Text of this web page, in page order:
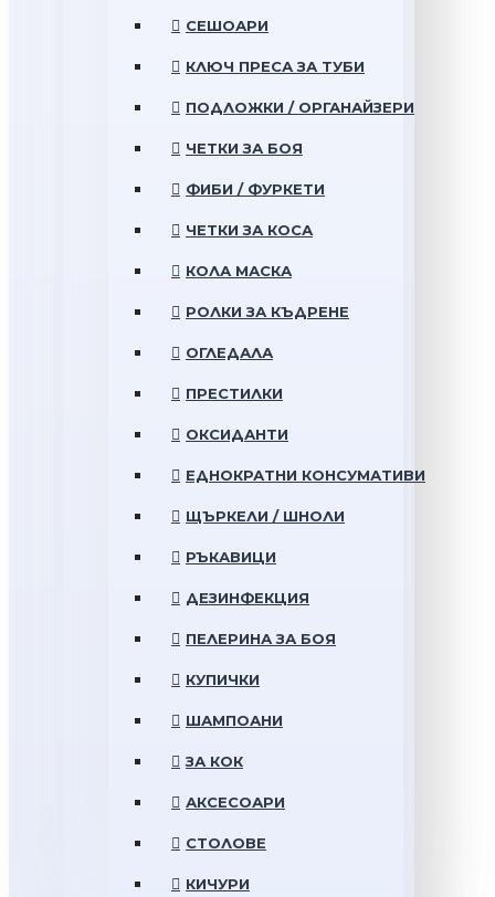
СЕШОАРИ
КЛЮЧ ПРЕСА ЗА ТУБИ
ПОДЛОЖКИ / ОРГАНАЙЗЕРИ
ЧЕТКИ ЗА БОЯ
ФИБИ / ФУРКЕТИ
ЧЕТКИ ЗА КОСА
КОЛА МАСКА
РОЛКИ ЗА КЪДРЕНЕ
ОГЛЕДАЛА
ПРЕСТИЛКИ
ОКСИДАНТИ
ЕДНОКРАТНИ КОНСУМАТИВИ
ЩЪРКЕЛИ / ШНОЛИ
РЪКАВИЦИ
ДЕЗИНФЕКЦИЯ
ПЕЛЕРИНА ЗА БОЯ
КУПИЧКИ
ШАМПОАНИ
ЗА КОК
АКСЕСОАРИ
СТОЛОВЕ
КИЧУРИ